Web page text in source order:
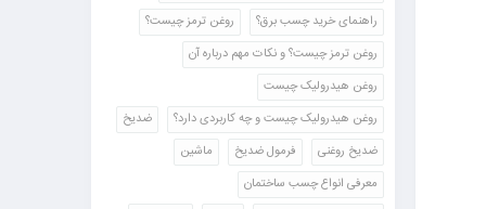
راهنمای خرید چسب برق؟
روغن ترمز چیست؟
روغن ترمز چیست؟ و نکات مهم درباره آن
روغن هیدرولیک چیست
روغن هیدرولیک چیست و چه کاربردی دارد؟
ضدیخ
ضدیخ روغنی
فرمول ضدیخ
ماشین
معرفی انواع چسب ساختمان